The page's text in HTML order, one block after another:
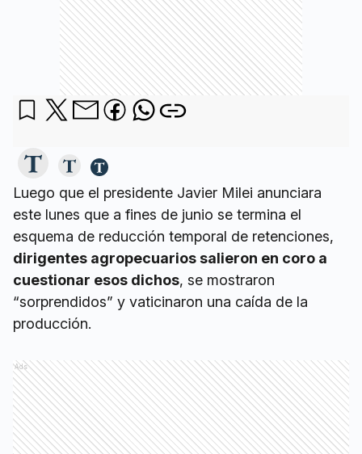
Luego que el presidente Javier Milei anunciara
este lunes que a fines de junio se termina el
esquema de reducción temporal de retenciones,
dirigentes agropecuarios salieron en coro a
cuestionar esos dichos, se mostraron
“sorprendidos” y vaticinaron una caída de la
producción.
Ads